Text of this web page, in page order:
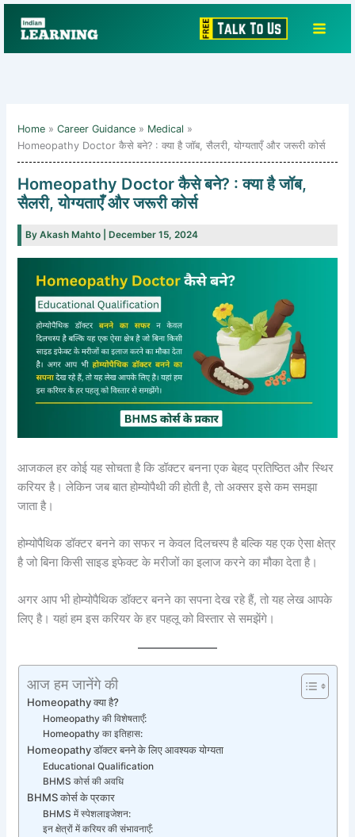
Skip
Home Career Guidance
Medical
Homeopathy Doctor कैसे बने? : क्या है जॉब, सैलरी, योग्यताएँ और जरूरी कोर्स
Homeopathy Doctor कैसे बने? : क्या है जॉब,
सैलरी, योग्यताएँ और जरूरी कोर्स
ByAkash Mahto December 15, 2024
आजकल हर कोई यह सोचता है कि डॉक्टर बनना एक बेहद प्रतिष्ठित और स्थिर
करियर है। लेकिन जब बात होम्योपैथी की होती है, तो अक्सर इसे कम समझा
जाता है।
होम्योपैथिक डॉक्टर बनने का सफर न केवल दिलचस्प है बल्कि यह एक ऐसा क्षेत्र
है जो बिना किसी साइड इफेक्ट के मरीजों का इलाज करने का मौका देता है।
अगर आप भी होम्योपैथिक डॉक्टर बनने का सपना देख रहे हैं, तो यह लेख आपके
लिए है। यहां हम इस करियर के हर पहलू को विस्तार से समझेंगे।
आज हम जानेंगे की
Homeopathy क्या है?
Homeopathy की विशेषताएँ:
Homeopathy का इतिहास:
Homeopathy डॉक्टर बनने के लिए आवश्यक योग्यता
Educational Qualification
BHMS कोर्स की अवधि
BHMS कोर्स के प्रकार
BHMS में स्पेशलाइजेशन:
इन क्षेत्रों में करियर की संभावनाएँ: